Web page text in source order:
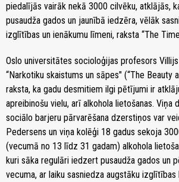
piedalījās vairāk nekā 3000 cilvēku, atklājās,
pusaudža gados un jaunībā iedzēra, vēlāk
izglītības un ienākumu līmeni, raksta “The
Oslo universitātes socioloģijas profesors
“Narkotiku skaistums un sāpes" (“The Beauty
raksta, ka gadu desmitiem ilgi pētījumi ir
apreibinošu vielu, arī alkohola lietošanas. Viņa
sociālo barjeru pārvarēšana dzerstiņos var
Pedersens un viņa kolēģi 18 gadus sekoja
(vecumā no 13 līdz 31 gadam) alkohola
kuri sāka regulāri iedzert pusaudža gados un
vecuma, ar laiku sasniedza augstāku izglītības